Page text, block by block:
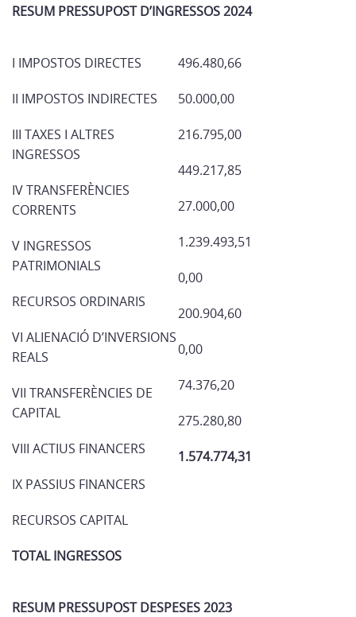
RESUM PRESSUPOST D’INGRESSOS 2024
I IMPOSTOS DIRECTES
II IMPOSTOS INDIRECTES
III TAXES I ALTRES
INGRESSOS
IV TRANSFERÈNCIES
CORRENTS
V INGRESSOS
PATRIMONIALS
RECURSOS ORDINARIS
VI ALIENACIÓ D’INVERSIONS
REALS
VII TRANSFERÈNCIES DE
CAPITAL
VIII ACTIUS FINANCERS
IX PASSIUS FINANCERS
RECURSOS CAPITAL
TOTAL INGRESSOS
496.480,66
50.000,00
216.795,00
449.217,85
27.000,00
1.239.493,51
0,00
200.904,60
0,00
74.376,20
275.280,80
1.574.774,31
RESUM PRESSUPOST DESPESES 2023